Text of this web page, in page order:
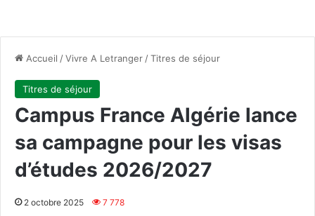
Accueil /Vivre A Letranger /Titres de séjour
Titres de séjour
Campus France Algérie lance
sa campagne pour les visas
d’études 2026/2027
2 octobre 2025 7 778